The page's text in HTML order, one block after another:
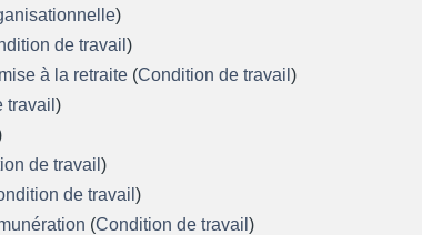
)
de travail)
à la retraite (Condition de travail)
travail)
de travail)
de travail)
(Condition de travail)